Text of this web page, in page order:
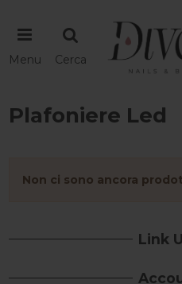
Menu Cerca
Plafoniere Led
Non ci sono ancora
Link